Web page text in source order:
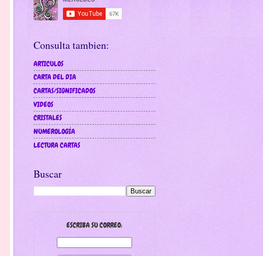
Consulta tambien:
ARTICULOS
CARTA DEL DIA
CARTAS/SIGNIFICADOS
VIDEOS
CRISTALES
NUMEROLOGÍA
LECTURA CARTAS
Buscar
ESCRIBA SU CORREO: